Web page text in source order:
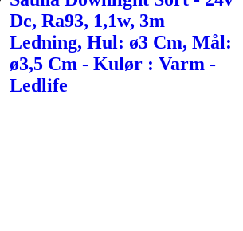
Dc, Ra93, 1,1w, 3m
Ledning, Hul: ø3 Cm, Mål:
ø3,5 Cm - Kulør : Varm -
Ledlife